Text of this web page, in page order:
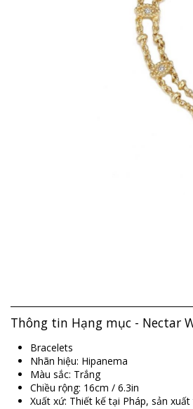
Thông tin Hạng mục - Nectar
Bracelets
Nhãn hiệu: Hipanema
Màu sắc: Trắng
Chiều rộng: 16cm / 6.3in
Xuất xứ: Thiết kế tại Pháp, sản